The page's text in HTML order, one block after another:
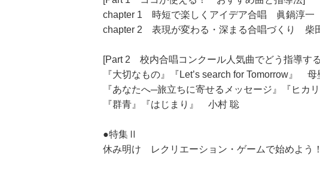
chapter 1 時短で楽しくアイデア合唱 眞鍋淳一
chapter 2 表現が変わる・深まる合唱づくり 柴
[Part 2 校内合唱コンクール人気曲でどう指導す
『大切なもの』『Let’s search for Tomorrow』 母
『あなたへ─旅立ちに寄せるメッセージ』『ヒカ
『群青』『はじまり』 小村 聡
●特集Ⅱ
休み明け レクリエーション・ゲームで始めよう！